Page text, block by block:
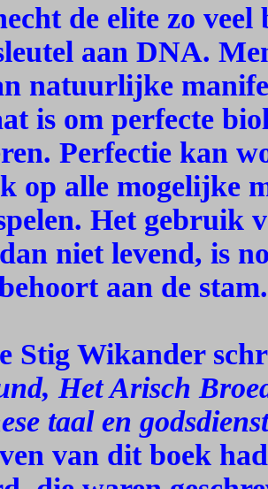
de elite zo
aan DNA.
natuurlijke
is om perfecte
Perfectie kan
op alle mogelijke
Het gebruik
niet levend, is
aan de stam.
Stig Wikander
Het Arisch
taal en
van dit boek